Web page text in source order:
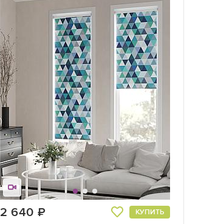
2 640 КУПИТЬ